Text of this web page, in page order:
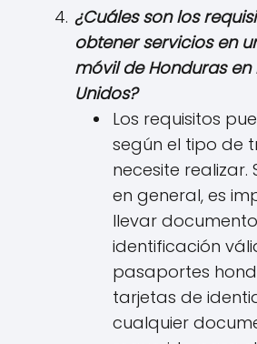
¿Cuáles son los
obtener servicios en
móvil de Honduras en
Unidos?
Los requisitos
según el tipo de
necesite realizar.
en general, es
llevar
identificación
pasaportes
tarjetas de
cualquier